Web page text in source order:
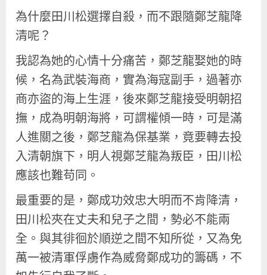
為什麼田川松選擇自殺，而不跟隨鄭芝龍降
清呢？
我認為她的心情十分痛苦，鄭芝龍娶她的時
候，名為武裝海商，實為海寇副手，過著亦
商亦盜的海上生涯，後來鄭芝龍接受明朝招
撫，成為明朝海將，可謂權傾一時，可是滿
人進關之後，鄭芝龍為保基業，竟要轉去投
入清朝旗下，明人視鄭芝龍為叛臣，田川松
應該也難苟同。
最重要的是，鄭成功效忠大明而不肯降清，
田川松夾在丈夫和兒子之間，勢必不能兩
全。與其徘徊於順逆之間不知所從，又為免
萬一被清軍俘虜作為威脅鄭成功的籌碼，不